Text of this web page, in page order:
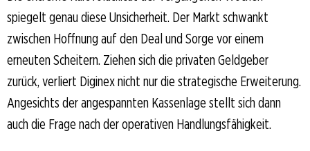
spiegelt genau diese Unsicherheit. Der Markt schwankt
zwischen Hoffnung auf den Deal und Sorge vor einem
erneuten Scheitern. Ziehen sich die privaten Geldgeber
zurück, verliert Diginex nicht nur die strategische Erweiterung.
Angesichts der angespannten Kassenlage stellt sich dann
auch die Frage nach der operativen Handlungsfähigkeit.